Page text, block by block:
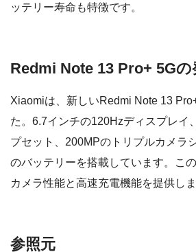
ッテリー寿命も特徴です。
Redmi Note 13 Pro+ 5Gの
Xiaomiは、新しいRedmi Note 13
た。6.7インチの120Hzディスプレイ
プセット、200MPのトリプルカメラ
のバッテリーを搭載しています。こ
カメラ性能と高速充電機能を提供しま
参照元